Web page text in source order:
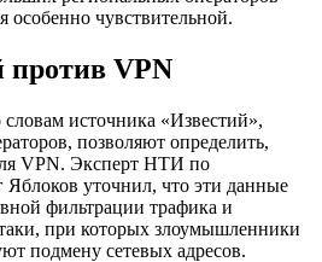
особенно чувствительной.
против VPN
источника «Известий»,
позволяют определить,
VPN. Эксперт НТИ по
Яблоков уточнил, что эти данные
фильтрации трафика и
при которых злоумышленники
подмену сетевых адресов.